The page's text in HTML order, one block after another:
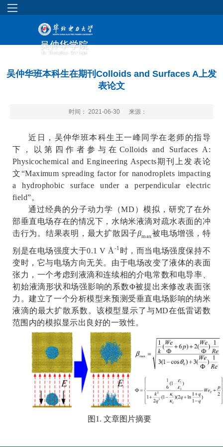
吴仲华班本科生在期刊Colloids and Surfaces A上发
表论文
时间： 2021-06-30 来源：
近日，吴仲华班本科生 王一峰 同学在老师的指导
下，
以第四作者参与在 Colloids and Surfaces A:
Physicochemical and Engineering Aspects期刊上发表论
文“Maximum spreading factor for nanodroplets impacting
a hydrophobic surface under a perpendicular electric
field”。
通过经典的分子动力学（MD ）模拟，研究了在外
部垂直电场存在的情况下，水纳米液滴对疏水表面的冲
击行为。结果表明，最大扩散因子βmax被电场增强，特
别是在电场强度大于0.1 V Å -1 时，而当电场强度保持不
变时，它与电场方向无关。由于电场改变了液体的表面
张力，一个考虑到液滴和连续相的介电常数和电导率、
初始液滴形状和场强影响的系数Φ被提出来修改表面张
力。建立了一个分析模型来预测受垂直电场影响的纳米
液滴的最大扩散系数。该模型显示了与MD在低雷诺数
范围内的模拟显示出良好的一致性。
图 1. 文章图片摘要